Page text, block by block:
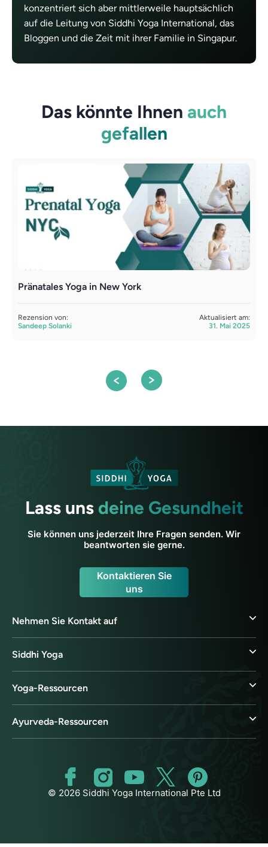
konzentriert sich aber mittlerweile hauptsächlich
auf die Leitung von Siddhi Yoga International, das
Bloggen und die Zeit mit ihrer Familie in Singapur.
Das könnte Ihnen auch
gefallen
Pränatales Yoga in New York
Rezension von:
Sandeep Solanki
Aktualisiert am:
31. Mai 2025
Lass uns deine Gesundheit
Sie können uns jederzeit Ihre Fragen senden. Wir
beantworten sie gerne.
Kontaktieren Sie
uns
Nehmen Sie Kontakt auf
Siddhi Yoga
Yoga-Ressourcen
Ayurveda-Ressourcen
© 2026 Siddhi Yoga International Pte Ltd